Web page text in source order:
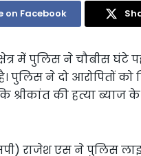
on Facebook
में पुलिस ने चौबीस घंटे
पुलिस ने दो आरोपितों
श्रीकांत की हत्या
राजेश एस ने पुलिस